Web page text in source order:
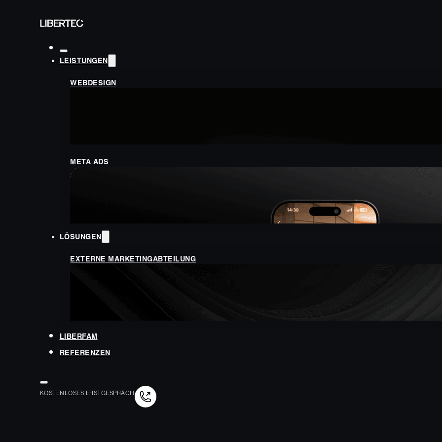
LEISTUNGEN
WEBDESIGN
META ADS
LÖSUNGEN
EXTERNE MARKETINGABTEILUNG
LIBERFAM
REFERENZEN
KOSTENLOSES ERSTGESPRÄCH